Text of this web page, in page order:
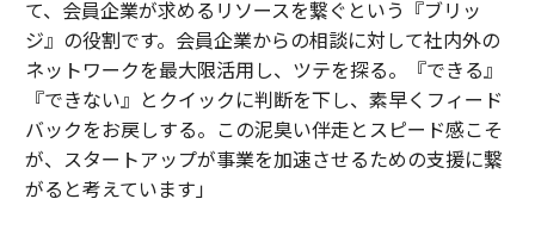
て、会員企業が求めるリソースを繋ぐという『ブリッ
ジ』の役割です。会員企業からの相談に対して社内外の
ネットワークを最大限活用し、ツテを探る。『できる』
『できない』とクイックに判断を下し、素早くフィード
バックをお戻しする。この泥臭い伴走とスピード感こそ
が、スタートアップが事業を加速させるための支援に繋
がると考えています」